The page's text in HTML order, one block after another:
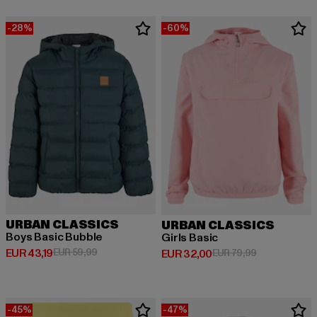
-28%
URBAN CLASSICS
Boys Basic Bubble
EUR 43,19
Huidige prijs: EUR 43,19
EUR 59,99Actieprijs: EUR 59,99
-60%
URBAN CLASSICS
Girls Basic
EUR 32,00
Huidige prijs: EUR 32,00
EUR 79,99Actieprijs:
-45% -47%